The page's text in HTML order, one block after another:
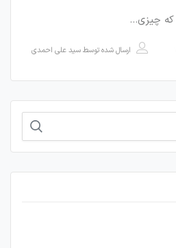
که چیزی…
ارسال شده توسطسید علی احمدی